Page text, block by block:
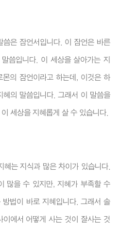
씀은 잠언서입니다. 이 잠언은 바른
씀입니다. 이 세상을 살아가는 지
몬의 잠언이라고 하는데, 이것은 하
혜의 말씀입니다. 그래서 이 말씀을
세상을 지혜롭게 살 수 있습니다.
는 지식과 많은 차이가 있습니다.
많을 수 있지만, 지혜가 부족할 수
방법이 바로 지혜입니다. 그래서 솔
에서 어떻게 사는 것이 잘사는 것